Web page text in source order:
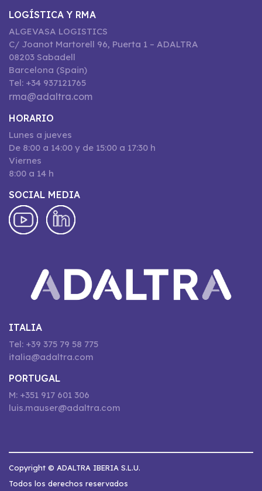
LOGÍSTICA Y RMA
ALGEVASA LOGISTICS
C/ Joanot Martorell 96, Puerta 1 – ADALTRA
08203 Sabadell
Barcelona (Spain)
Tel: +34 937121765
rma@adaltra.com
HORARIO
Lunes a jueves
De 8:00 a 14:00 y de 15:00 a 17:30 h
Viernes
8:00 a 14 h
SOCIAL MEDIA
ITALIA
Tel: +39 375 79 58 775
italia@adaltra.com
PORTUGAL
M: +351 917 601 306
luis.mauser@adaltra.com
Copyright © ADALTRA IBERIA S.L.U.
Todos los derechos reservados